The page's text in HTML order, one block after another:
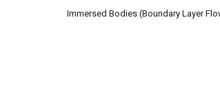
Immersed Bodies (Boundary Layer